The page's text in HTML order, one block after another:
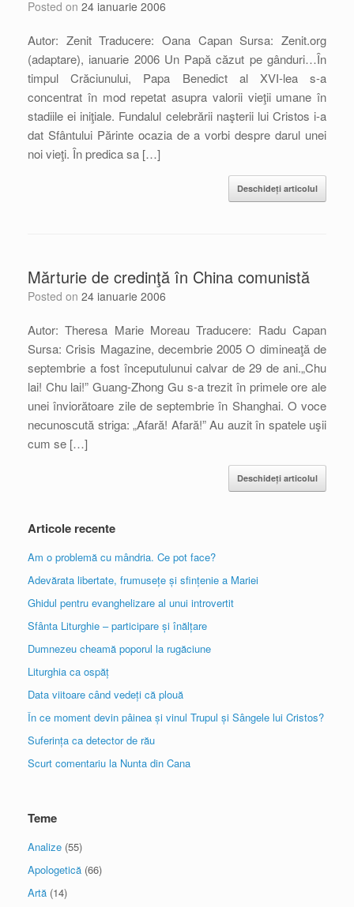
Posted on 24 ianuarie 2006
Autor: Zenit Traducere: Oana Capan Sursa: Zenit.org
(adaptare), ianuarie 2006 Un Papă căzut pe gânduri…În
timpul Crăciunului, Papa Benedict al XVI-lea s-a
concentrat în mod repetat asupra valorii vieţii umane în
stadiile ei iniţiale. Fundalul celebrării naşterii lui Cristos i-a
dat Sfântului Părinte ocazia de a vorbi despre darul unei
noi vieţi. În predica sa […]
Deschideți articolul
Mărturie de credinţă în China comunistă
Posted on 24 ianuarie 2006
Autor: Theresa Marie Moreau Traducere: Radu Capan
Sursa: Crisis Magazine, decembrie 2005 O dimineaţă de
septembrie a fost începutulunui calvar de 29 de ani.„Chu
lai! Chu lai!” Guang-Zhong Gu s-a trezit în primele ore ale
unei înviorătoare zile de septembrie în Shanghai. O voce
necunoscută striga: „Afară! Afară!” Au auzit în spatele uşii
cum se […]
Deschideți articolul
Articole recente
Am o problemă cu mândria. Ce pot face?
Adevărata libertate, frumusețe și sfințenie a Mariei
Ghidul pentru evanghelizare al unui introvertit
Sfânta Liturghie – participare și înălțare
Dumnezeu cheamă poporul la rugăciune
Liturghia ca ospăț
Data viitoare când vedeți că plouă
În ce moment devin pâinea și vinul Trupul și Sângele lui Cristos?
Suferința ca detector de rău
Scurt comentariu la Nunta din Cana
Teme
Analize (55)
Apologetică (66)
Artă (14)